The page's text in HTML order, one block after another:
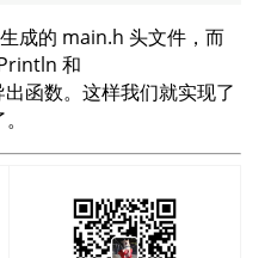
成的 main.h 头文件，而
和
函数。这样我们就实现了